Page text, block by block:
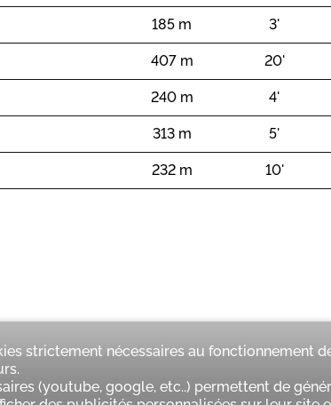
185 m 3'
407 m 20'
240 m 4'
313 m 5'
232 m 10'
strictement nécessaires au fonctionnement
(youtube, google, etc..) permettent de